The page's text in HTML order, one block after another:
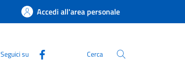
Accedi all'area personale
Seguici su Cerca